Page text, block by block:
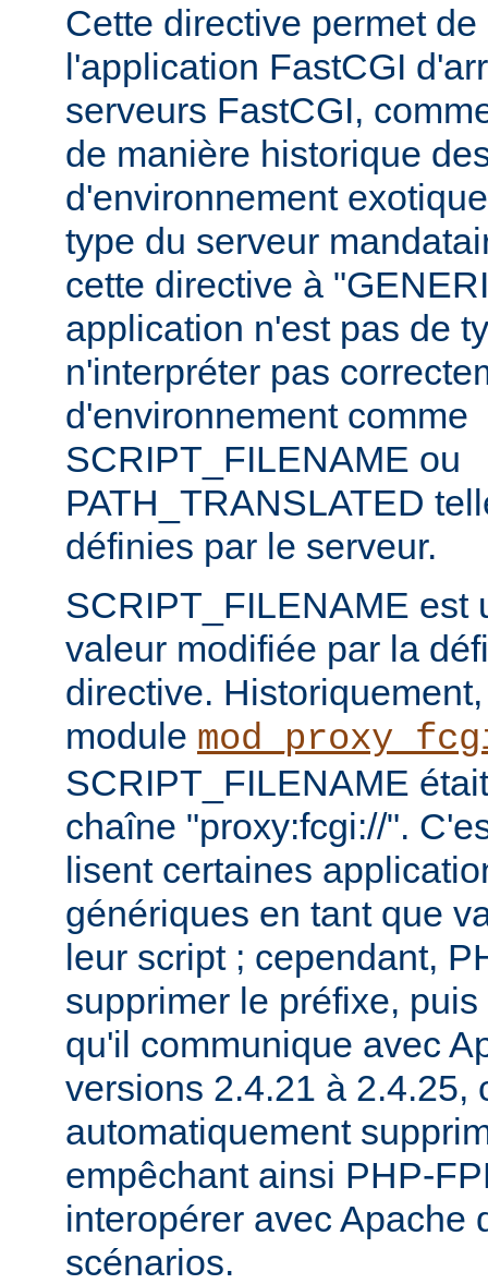
Cette directive permet
l'application FastCGI
serveurs FastCGI,
de manière historique
d'environnement
type du serveur
cette directive à
application n'est pas de
n'interpréter pas
d'environnement comme
SCRIPT_FILENAME ou
PATH_TRANSLATED
définies par le serveur.
SCRIPT_FILENAME est
valeur modifiée par la
directive.
module
SCRIPT_FILENAME
chaîne "proxy:fcgi://".
lisent certaines
génériques en tant que
leur script ; cependant,
supprimer le préfixe,
qu'il communique avec
versions 2.4.21 à 2.4.25,
automatiquement
empêchant ainsi PHP-
interopérer avec Apache
scénarios.